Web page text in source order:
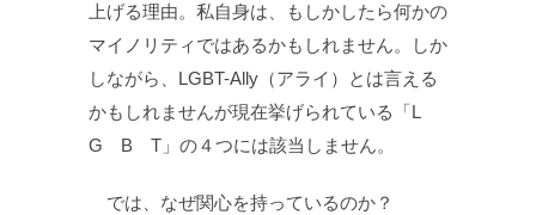
上げる理由。私自身は、もしかしたら何かの
マイノリティではあるかもしれません。しか
しながら、LGBT-Ally（アライ）とは言える
かもしれませんが現在挙げられている「L
G B T」の４つには該当しません。
では、なぜ関心を持っているのか？